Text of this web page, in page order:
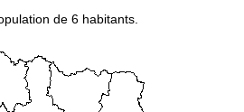
de 6 habitants.